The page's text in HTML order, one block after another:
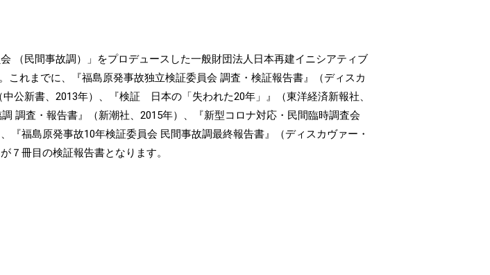
（民間事故調）」をプロデュースした一般財団法人日本再建イニシアティブ
これまでに、『福島原発事故独立検証委員会 調査・検証報告書』（ディスカ
公新書、2013年）、『検証 日本の「失われた20年」』（東洋経済新報社、
調査・報告書』（新潮社、2015年）、『新型コロナ対応・民間臨時調査会
福島原発事故10年検証委員会 民間事故調最終報告書』（ディスカヴァー・
７冊目の検証報告書となります。